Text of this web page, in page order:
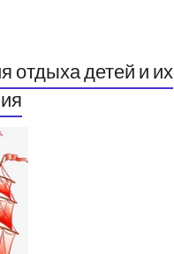
отдыха детей и их